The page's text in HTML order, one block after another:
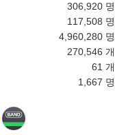
306,920 명
117,508 명
4,960,280 명
270,546 개
61 개
1,667 명